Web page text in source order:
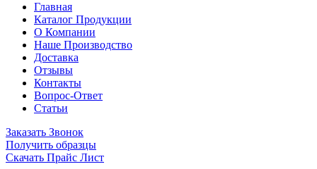
Главная
Каталог Продукции
О Компании
Наше Производство
Доставка
Отзывы
Контакты
Вопрос-Ответ
Статьи
Заказать Звонок
Получить образцы
Скачать Прайс Лист